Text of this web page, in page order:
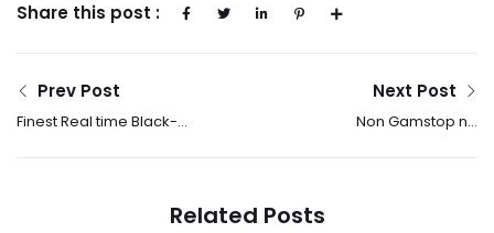
Share this post :
Prev Post
Finest Real time Black-
Next Post
Non Gamstop no
Related Posts